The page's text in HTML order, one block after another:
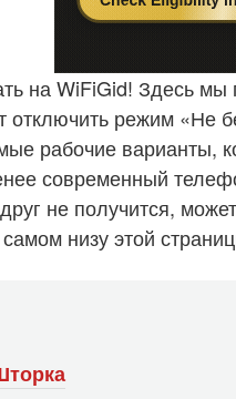
на WiFiGid! Здесь мы
отключить режим «Не
рабочие варианты,
современный
не получится,
низу этой